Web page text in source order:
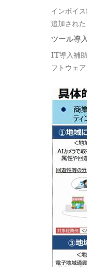
インボイ
追加された
ツール導
IT導入補
フトウェ